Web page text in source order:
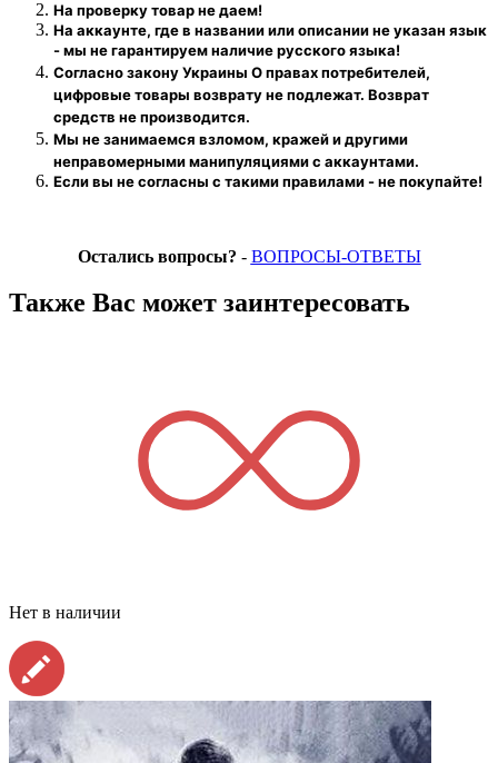
На проверкутоварне даем!
На аккаунте, где в названии или описании не указан язык
- мы не гарантируем наличие русского языка!
Согласно закону Украины О правах потребителей,
цифровые товары возврату не подлежат. Возврат
средств не производится.
Мы не занимаемся взломом, кражей и другими
неправомерными манипуляциями с аккаунтами.
Если вы не согласны с такими правилами - не покупайте!
Остались вопросы? - ВОПРОСЫ-ОТВЕТЫ
Также Вас может заинтересовать
Нет в наличии